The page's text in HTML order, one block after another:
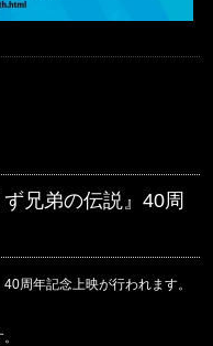
兄弟の伝説』40周
周年記念上映が行われます。